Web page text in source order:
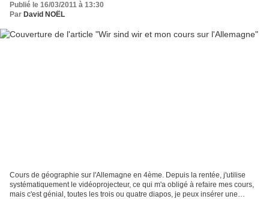
Publié le 16/03/2011 à 13:30
Par David NOËL
Cours de géographie sur l'Allemagne en 4ème. Depuis la rentée, j'utilise
systématiquement le vidéoprojecteur, ce qui m'a obligé à refaire mes cours,
mais c'est génial, toutes les trois ou quatre diapos, je peux insérer une